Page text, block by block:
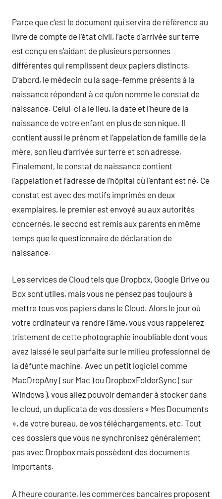
Parce que c’est le document qui servira de référence au
livre de compte de l’état civil, l’acte d’arrivée sur terre
est conçu en s’aidant de plusieurs personnes
différentes qui remplissent deux papiers distincts.
D’abord, le médecin ou la sage-femme présents à la
naissance répondent à ce qu’on nomme le constat de
naissance. Celui-ci a le lieu, la date et l’heure de la
naissance de votre enfant en plus de son nique. Il
contient aussi le prénom et l’appelation de famille de la
mère, son lieu d’arrivée sur terre et son adresse.
Finalement, le constat de naissance contient
l’appelation et l’adresse de l’hôpital où l’enfant est né. Ce
constat est avec des motifs imprimés en deux
exemplaires, le premier est envoyé au aux autorités
concernés, le second est remis aux parents en même
temps que le questionnaire de déclaration de
naissance.
Les services de Cloud tels que Dropbox, Google Drive ou
Box sont utiles, mais vous ne pensez pas toujours à
mettre tous vos papiers dans le Cloud. Alors le jour où
votre ordinateur va rendre l’âme, vous vous rappelerez
tristement de cette photographie inoubliable dont vous
avez laissé le seul parfaite sur le milieu professionnel de
la défunte machine. Avec un petit logiciel comme
MacDropAny ( sur Mac ) ou DropboxFolderSync ( sur
Windows ), vous allez pouvoir demander à stocker dans
le cloud, un duplicata de vos dossiers « Mes Documents
», de votre bureau, de vos téléchargements, etc. Tout
ces dossiers que vous ne synchronisez généralement
pas avec Dropbox mais possèdent des documents
importants.
À l’heure courante, les commerces bancaires proposent